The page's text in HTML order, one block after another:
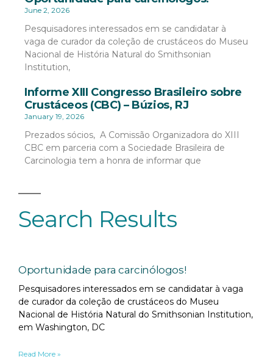
Search Results
Oportunidade para carcinólogos!
Pesquisadores interessados em se candidatar à vaga
de curador da coleção de crustáceos do Museu
Nacional de História Natural do Smithsonian Institution,
em Washington, DC
Read More »
June 2, 2026
Pesquisadores interessados em se candidatar à
vaga de curador da coleção de crustáceos do Museu
Nacional de História Natural do Smithsonian
Institution,
Informe XIII Congresso Brasileiro sobre
Crustáceos (CBC) – Búzios, RJ
January 19, 2026
Prezados sócios, A Comissão Organizadora do XIII
CBC em parceria com a Sociedade Brasileira de
Carcinologia tem a honra de informar que